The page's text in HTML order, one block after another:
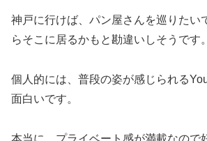
神戸に行けば、パン屋さんを巡りたい
らそこに居るかもと勘違いしそうです。
個人的には、普段の姿が感じられる
面白いです。
本当に、プライベート感が満載なので